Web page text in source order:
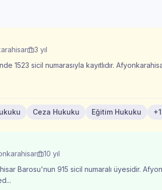
3 yıl
1523 sicil numarasıyla kayıtlıdır.
Ceza Hukuku Eğitim Hukuku +1
10 yıl
Barosu'nun 915 sicil numaralı üyesidir.